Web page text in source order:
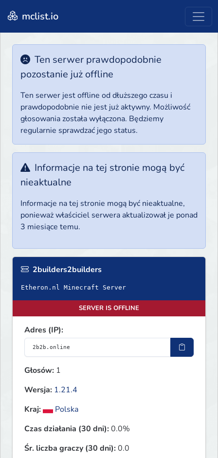
mclist.io
Ten serwer prawdopodobnie
pozostanie już offline
Ten serwer jest offline od dłuższego czasu i
prawdopodobnie nie jest już aktywny. Możliwość
głosowania została wyłączona. Będziemy
regularnie sprawdzać jego status.
Informacje na tej stronie mogą być
nieaktualne
Informacje na tej stronie mogą być nieaktualne,
ponieważ właściciel serwera aktualizował je ponad
3 miesiące temu.
2builders2builders
Etheron.nl Minecraft Server
SERVER IS OFFLINE
Adres (IP):
Głosów: 1
Wersja: 1.21.4
Kraj:
Polska
Czas działania (30 dni):0.0%
Śr. liczba graczy (30 dni):0.0